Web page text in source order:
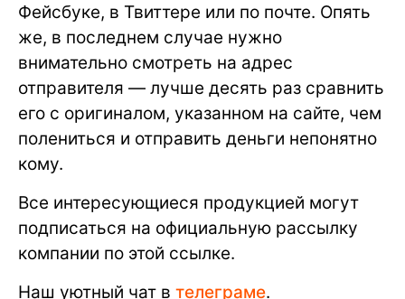
Фейсбуке, в Твиттере или по почте. Опять
же, в последнем случае нужно
внимательно смотреть на адрес
отправителя — лучше десять раз сравнить
его с оригиналом, указанном на сайте, чем
полениться и отправить деньги непонятно
кому.
Все интересующиеся продукцией могут
подписаться на официальную рассылку
компании по этой ссылке.
Наш уютный чат в телеграме.